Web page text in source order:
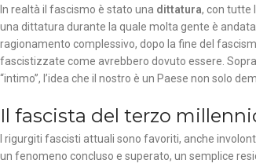
In realtà il fascismo è stato una dittatura, con tutte
una dittatura durante la quale molta gente è
ragionamento complessivo, dopo la fine del
fascistizzate come avrebbero dovuto essere.
“intimo”, l’idea che il nostro è un Paese non solo
Il fascista del terzo
I rigurgiti fascisti attuali sono favoriti, anche
un fenomeno concluso e superato, un semplice